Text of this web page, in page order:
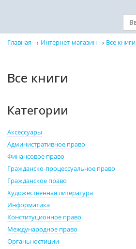
Главная → Интернет-магазин → Все книги
Все книги
Категории
Аксессуары
Административное право
Финансовое право
Гражданско-процессуальное право
Гражданское право
Художественная литература
Информатика
Конституционное право
Международное право
Органы юстиции